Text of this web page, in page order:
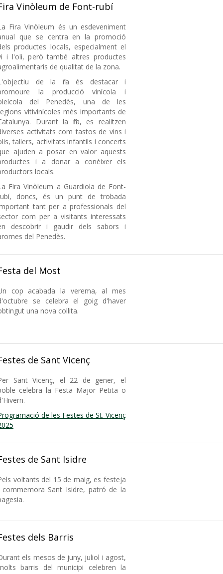
Vinòleum de Font-rubí
Fira Vinòleum és un esdeveniment
que se centra en la promoció
productes locals, especialment el
i l'oli, però també altres productes
de qualitat de la zona.
de la fira és destacar i
la producció vinícola i
del Penedès, una de les
vitivinícoles més importants de
Durant la fira, es realitzen
activitats com tastos de vins i
tallers, activitats infantils i concerts
ajuden a posar en valor aquests
i a donar a conèixer els
locals.
Fira Vinòleum a Guardiola de Font-
doncs, és un punt de trobada
tant per a professionals del
com per a visitants interessats
descobrir i gaudir dels sabors i
del Penedès.
del Most
cop acabada la verema, al mes
se celebra el goig d'haver
una nova collita.
de Sant Vicenç
Sant Vicenç, el 22 de gener, el
celebra la Festa Major Petita o
de les Festes de St. Vicenç
de Sant Isidre
voltants del 15 de maig, es festeja
Sant Isidre, patró de la
dels Barris
els mesos de juny, juliol i agost,
barris del municipi celebren la